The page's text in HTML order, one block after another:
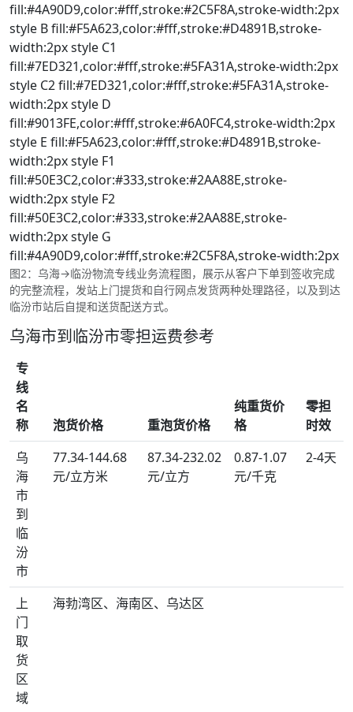
fill:#4A90D9,color:#fff,stroke:#2C5F8A,stroke-width:2px
style B fill:#F5A623,color:#fff,stroke:#D4891B,stroke-
width:2px style C1
fill:#7ED321,color:#fff,stroke:#5FA31A,stroke-width:2px
style C2 fill:#7ED321,color:#fff,stroke:#5FA31A,stroke-
width:2px style D
fill:#9013FE,color:#fff,stroke:#6A0FC4,stroke-width:2px
style E fill:#F5A623,color:#fff,stroke:#D4891B,stroke-
width:2px style F1
fill:#50E3C2,color:#333,stroke:#2AA88E,stroke-
width:2px style F2
fill:#50E3C2,color:#333,stroke:#2AA88E,stroke-
width:2px style G
fill:#4A90D9,color:#fff,stroke:#2C5F8A,stroke-width:2px
图2：乌海→临汾物流专线业务流程图，展示从客户下单到签收完成
的完整流程，发站上门提货和自行网点发货两种处理路径，以及到达
临汾市站后自提和送货配送方式。
乌海市到临汾市零担运费参考
专
线
名
称
泡货价格 重泡货价格
纯重货价
格
零担
时效
乌
海
市
到
临
汾
市
77.34-144.68
元/立方米
87.34-232.02
元/立方
0.87-1.07
元/千克
2-4天
上
门
取
货
区
域
海勃湾区、海南区、乌达区